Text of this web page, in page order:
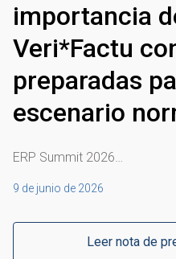
importancia
Veri*Factu
preparadas
escenario
ERP Summit 2026…
9 de junio de 2026
Leer nota de